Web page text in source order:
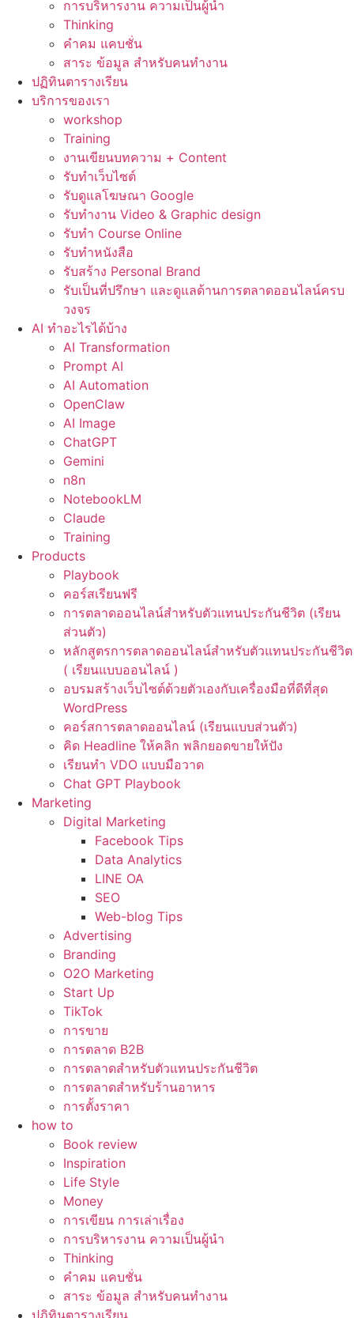
การบริหารงาน ความเป็นผู้นำ
Thinking
คำคม แคบชั่น
สาระ ข้อมูล สำหรับคนทำงาน
ปฏิทินตารางเรียน
บริการของเรา
workshop
Training
งานเขียนบทความ + Content
รับทำเว็บไซต์
รับดูแลโฆษณา Google
รับทำงาน Video & Graphic design
รับทำ Course Online
รับทำหนังสือ
รับสร้าง Personal Brand
รับเป็นที่ปรึกษา และดูแลด้านการตลาดออนไลน์ครบ
วงจร
AI ทำอะไรได้บ้าง
AI Transformation
Prompt AI
AI Automation
OpenClaw
AI Image
ChatGPT
Gemini
n8n
NotebookLM
Claude
Training
Products
Playbook
คอร์สเรียนฟรี
การตลาดออนไลน์สำหรับตัวแทนประกันชีวิต (เรียน
ส่วนตัว)
หลักสูตรการตลาดออนไลน์สำหรับตัวแทนประกันชีวิต
( เรียนแบบออนไลน์ )
อบรมสร้างเว็บไซต์ด้วยตัวเองกับเครื่องมือที่ดีที่สุด
WordPress
คอร์สการตลาดออนไลน์ (เรียนแบบส่วนตัว)
คิด Headline ให้คลิก พลิกยอดขายให้ปัง
เรียนทำ VDO แบบมือวาด
Chat GPT Playbook
Marketing
Digital Marketing
Facebook Tips
Data Analytics
LINE OA
SEO
Web-blog Tips
Advertising
Branding
O2O Marketing
Start Up
TikTok
การขาย
การตลาด B2B
การตลาดสำหรับตัวแทนประกันชีวิต
การตลาดสำหรับร้านอาหาร
การตั้งราคา
how to
Book review
Inspiration
Life Style
Money
การเขียน การเล่าเรื่อง
การบริหารงาน ความเป็นผู้นำ
Thinking
คำคม แคบชั่น
สาระ ข้อมูล สำหรับคนทำงาน
ปฏิทินตารางเรียน